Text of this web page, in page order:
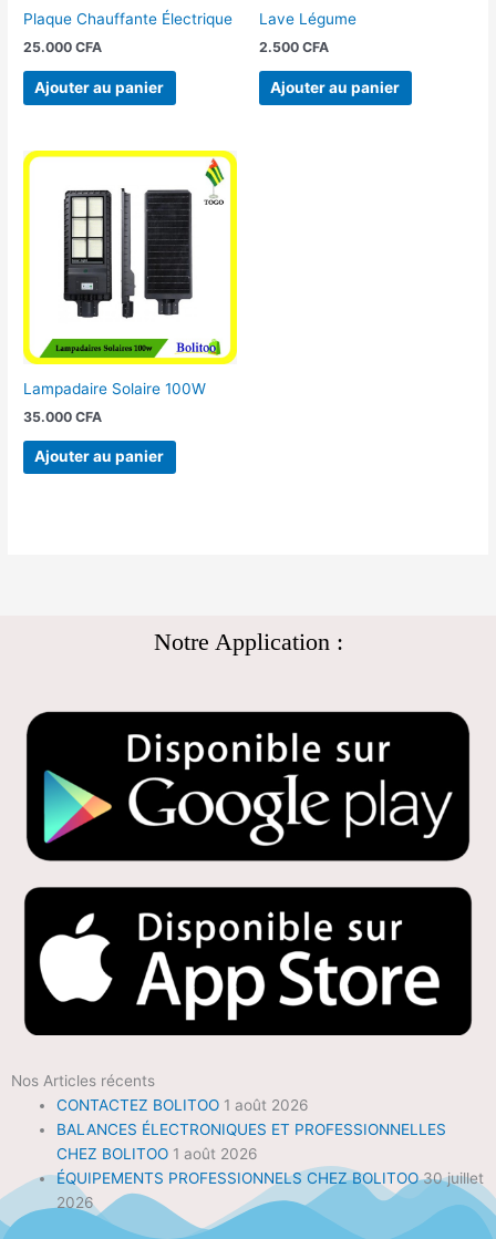
Plaque Chauffante Électrique
25.000CFA
Ajouter au panier
Lave Légume
2.500 CFA
Ajouter au panier
Lampadaire Solaire 100W
35.000CFA
Ajouter au panier
Notre Application :
Nos Articles récents
CONTACTEZ BOLITOO 1 août 2026
BALANCES ÉLECTRONIQUES ET PROFESSIONNELLES
CHEZ BOLITOO 1 août 2026
ÉQUIPEMENTS PROFESSIONNELS CHEZ BOLITOO 30 juillet
2026